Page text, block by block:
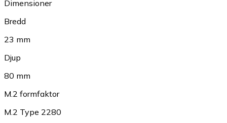
Dimensioner
Bredd
23 mm
Djup
80 mm
M.2 formfaktor
M.2 Type 2280